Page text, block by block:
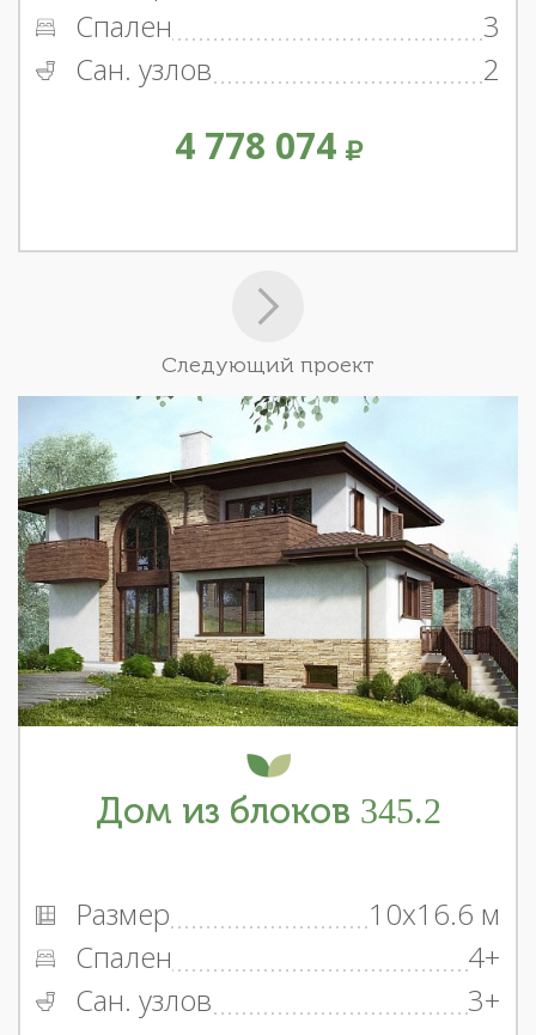
Спален
3
Сан. узлов
2
4 778 074
Следующий проект
Дом из блоков 345.2
Размер
10x16.6 м
Спален
4+
Сан. узлов
3+